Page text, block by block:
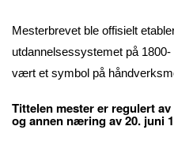
Mesterbrevet ble offisielt
utdannelsessystemet på
vært et symbol på
Tittelen mester er regulert
og annen næring av 20. juni